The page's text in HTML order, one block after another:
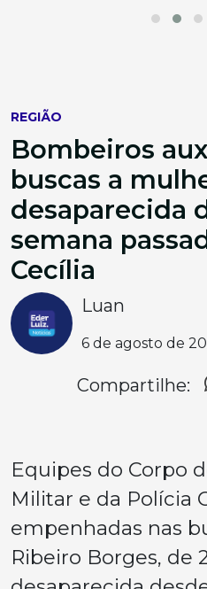
REGIÃO
Bombeiros
buscas a
desaparecida
semana
Cecília
Luan
6 de agosto de
Compartilhe:
Equipes do Corpo
Militar e da Polícia
empenhadas nas
Ribeiro Borges, de